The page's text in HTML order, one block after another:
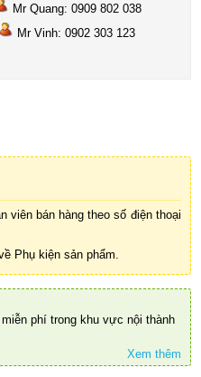
Mr Quang: 0909 802 038
Mr Vinh: 0902 303 123
viên bán hàng theo số điện thoại
Phụ kiện sản phẩm.
phí trong khu vực nội thành
Xem thêm